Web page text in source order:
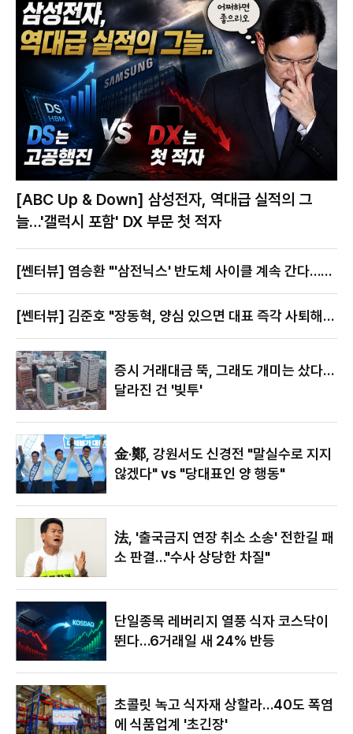
[ABC Up & Down] 삼성전자, 역대급 실적의 그
늘…'갤럭시 포함' DX 부문 첫 적자
[쎈터뷰] 염승환 "'삼전닉스' 반도체 사이클 계속 간다…지
금이 절호의 찬스"
[쎈터뷰] 김준호 "장동혁, 양심 있으면 대표 즉각 사퇴해
야"
증시 거래대금 뚝, 그래도 개미는 샀다…
달라진 건 '빚투'
金·鄭, 강원서도 신경전 "말실수로 지지
않겠다" vs "당대표인 양 행동"
法, '출국금지 연장 취소 소송' 전한길 패
소 판결…"수사 상당한 차질"
단일종목 레버리지 열풍 식자 코스닥이
뛴다…6거래일 새 24% 반등
초콜릿 녹고 식자재 상할라…40도 폭염
에 식품업계 '초긴장'